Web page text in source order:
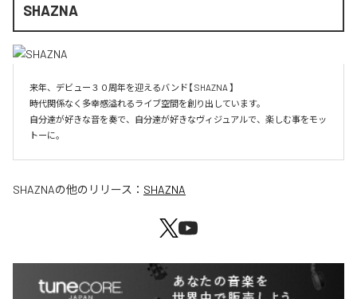
SHAZNA
来年、デビュー３０周年を迎えるバンド【 SHAZNA 】
時代関係なく多幸感溢れるライブ空間を創り出しています。
自分達が好きな音を奏で、自分達が好きなヴィジュアルで、楽しむ事をモッ
SHAZNAの他のリリース： SHAZNA